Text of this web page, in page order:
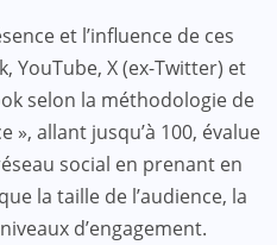
et l’influence de ces
YouTube, X (ex-Twitter) et
selon la méthodologie de
», allant jusqu’à 100, évalue
social en prenant en
la taille de l’audience, la
d’engagement.